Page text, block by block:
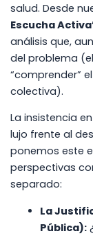
salud. Desde
Escucha
análisis que,
del problema
“comprender”
colectiva).
La insistencia
lujo frente al
ponemos este
perspectivas
separado:
La
Pública):